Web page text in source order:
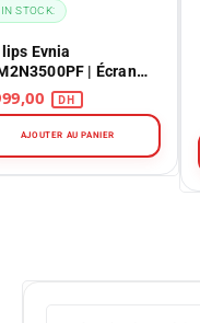
Evnia
| Écran
QHD 260Hz
IN STOCK:
AJOUTER AU PANIER